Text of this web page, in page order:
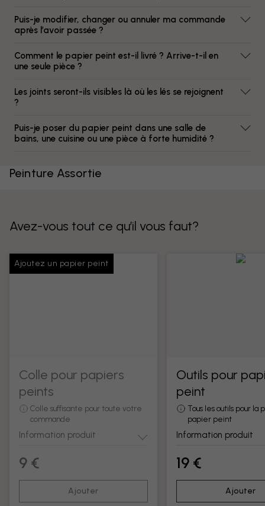
Puis-je modifier, changer ou annuler ma commande
après l’avoir passée ?
Comment le papier peint est-il livré ? Arrive-t-il en
une seule pièce ?
Les joints seront-ils visibles là où les lés se rejoignent
?
Puis-je poser du papier peint dans une salle de
bains, une cuisine ou une pièce à forte humidité ?
Peinture Assortie
Avez-vous tout ce qu’il vous faut?
Ajoutez un papier peint
Colle pour papiers
peints
Colle suffisante pour toute votre
commande
Information produit
9 €
Ajouter
Outils pour
peint
Tous les outils pour la
papier peint
Information produit
19 €
Ajouter